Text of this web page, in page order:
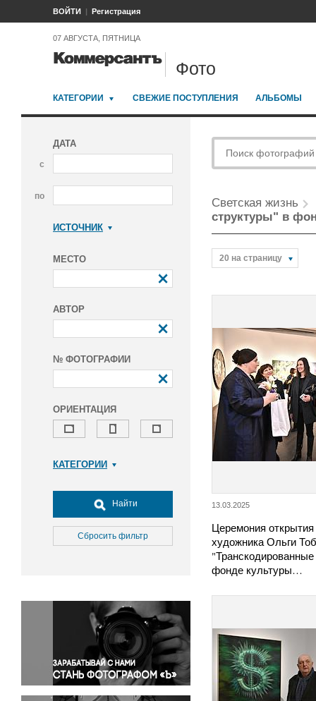
ВОЙТИ Регистрация
07 АВГУСТА, ПЯТНИЦА
Фото
КАТЕГОРИИ СВЕЖИЕ ПОСТУПЛЕНИЯ АЛЬБОМЫ
ДАТА
с
по
ИСТОЧНИК
МЕСТО
АВТОР
№ ФОТОГРАФИИ
ОРИЕНТАЦИЯ
КАТЕГОРИИ
Досуг, туризм и отдых
Культура
Медицина
Окружающая среда
Политика
Правосудие
Происшествия и конфликты
Религия
Светская жизнь
Найти
Сбросить фильтр
Светская жизнь
структуры" в
20 на страницу
13.03.2025
Церемония
художника Ольги
фонде культуры…